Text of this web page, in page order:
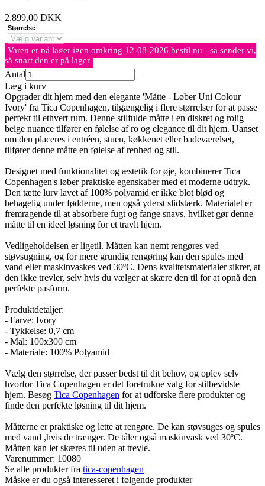
2.899,00 DKK
Størrelse
Varen er på lager igen omkring 12-08-2026 bestil nu - så sender vi,
så snart den er på lager
Antal
Læg i kurv
Opgrader dit hjem med den elegante 'Måtte - Løber Uni Colour
Ivory' fra Tica Copenhagen, tilgængelig i flere størrelser for at passe
perfekt til ethvert rum. Denne stilfulde måtte i en diskret og rolig
beige nuance tilfører en følelse af ro og elegance til dit hjem. Uanset
om den placeres i entréen, stuen, køkkenet eller badeværelset,
tilfører denne måtte en følelse af renhed og stil.
Designet med funktionalitet og æstetik for øje, kombinerer Tica
Copenhagen's løber praktiske egenskaber med et moderne udtryk.
Den tætte lurv lavet af 100% polyamid er ikke blot blød og
behagelig under fødderne, men også yderst slidstærk. Materialet er
fremragende til at absorbere fugt og fange snavs, hvilket gør denne
måtte til en ideel løsning for et travlt hjem.
Vedligeholdelsen er ligetil. Måtten kan nemt rengøres ved
støvsugning, og for mere grundig rengøring kan den spules med
vand eller maskinvaskes ved 30ºC. Dens kvalitetsmaterialer sikrer, at
den ikke trevler, selv hvis du vælger at skære den til for at opnå den
perfekte pasform.
Produktdetaljer:
- Farve: Ivory
- Tykkelse: 0,7 cm
- Mål: 100x300 cm
- Materiale: 100% Polyamid
Vælg den størrelse, der passer bedst til dit behov, og oplev selv
hvorfor Tica Copenhagen er det foretrukne valg for stilbevidste
hjem. Besøg Tica Copenhagen for at udforske flere produkter og
finde den perfekte løsning til dit hjem.
Måtterne er praktiske og lette at rengøre. De kan støvsuges og spules
med vand ,hvis de trænger. De tåler også maskinvask ved 30ºC.
Måtten kan let skæres til uden at trevle.
Varenummer: 10080
Se alle produkter fra tica-copenhagen
Måske er du også interesseret i følgende produkter